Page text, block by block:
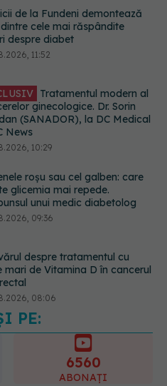
Tratamentul modern al
ginecologice. Dr. Sorin
(SANADOR), la DC Medical
News
roșu sau cel galben: care
glicemia mai repede.
unui medic diabetolog
09:36
despre tratamentul cu
mari de Vitamina D în cancerul
08:06
pe care trebuie să le faci
45 de ani ca să întârzii
cu până la 13 ani
13:03
PE:
1401
URMĂRITORI